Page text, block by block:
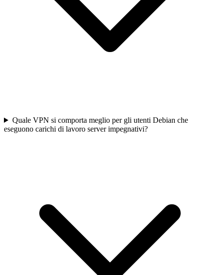
Quale VPN si comporta meglio per gli utenti Debian che
eseguono carichi di lavoro server impegnativi?